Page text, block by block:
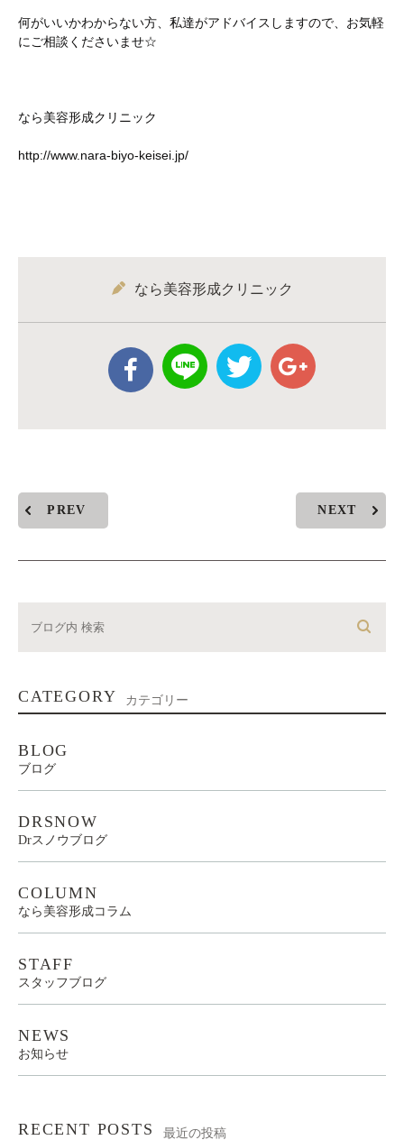
何がいいかわからない方、私達がアドバイスしますので、お気軽
にご相談くださいませ☆
なら美容形成クリニック
http://www.nara‐biyo‐keisei.jp/
なら美容形成クリニック
PREV NEXT
CATEGORY カテゴリー
BLOG
ブログ
DRSNOW
Drスノウブログ
COLUMN
なら美容形成コラム
STAFF
スタッフブログ
NEWS
お知らせ
RECENT POSTS 最近の投稿